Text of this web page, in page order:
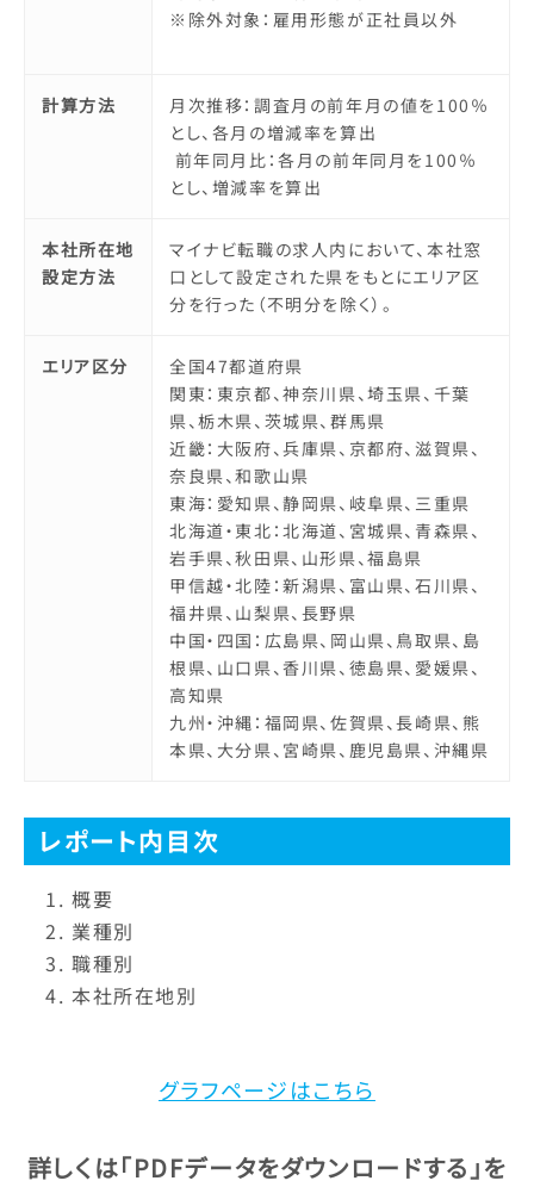
※除外対象：雇用形態が正社員以外
計算方法
月次推移：調査月の前年月の値を100％
とし、各月の増減率を算出
前年同月比：各月の前年同月を100％
とし、増減率を算出
本社所在地
設定方法
マイナビ転職の求人内において、本社窓
口として設定された県をもとにエリア区
分を行った（不明分を除く）。
エリア区分
全国47都道府県
関東：東京都、神奈川県、埼玉県、千葉
県、栃木県、茨城県、群馬県
近畿：大阪府、兵庫県、京都府、滋賀県、
奈良県、和歌山県
東海：愛知県、静岡県、岐阜県、三重県
北海道・東北：北海道、宮城県、青森県、
岩手県、秋田県、山形県、福島県
甲信越・北陸：新潟県、富山県、石川県、
福井県、山梨県、長野県
中国・四国：広島県、岡山県、鳥取県、島
根県、山口県、香川県、徳島県、愛媛県、
高知県
九州・沖縄：福岡県、佐賀県、長崎県、熊
本県、大分県、宮崎県、鹿児島県、沖縄県
レポート内目次
概要
業種別
職種別
本社所在地別
グラフページはこちら
詳しくは「PDFデータをダウンロードする」を